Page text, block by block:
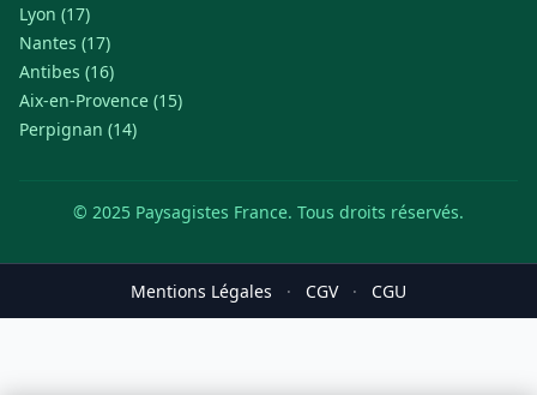
Lyon (17)
Nantes (17)
Antibes (16)
Aix-en-Provence (15)
Perpignan (14)
© 2025 Paysagistes France. Tous droits réservés.
Mentions Légales · CGV · CGU